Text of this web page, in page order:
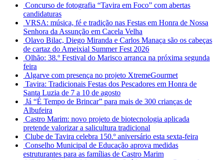
Concurso de fotografia “Tavira em Foco” com abertas
candidaturas
VRSA: música, fé e tradição nas Festas em Honra de Nossa
Senhora da Assunção em Cacela Velha
Olavo Bilac, Diego Miranda e Carlos Manaça são os cabeças
de cartaz do Ameixial Summer Fest 2026
Olhão: 38.º Festival do Marisco arranca na próxima segunda
feira
Algarve com presença no projeto XtremeGourmet
Tavira: Tradicionais Festas dos Pescadores em Honra de
Santa Luzia de 7 a 10 de agosto
Já “É Tempo de Brincar” para mais de 300 crianças de
Albufeira
Castro Marim: novo projeto de biotecnologia aplicada
pretende valorizar a salicultura tradicional
Clube de Tavira celebra 150.º aniversário esta sexta-feira
Conselho Municipal de Educação aprova medidas
estruturantes para as famílias de Castro Marim